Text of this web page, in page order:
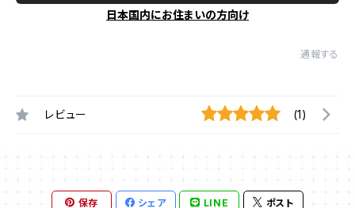
日本国内にお住まいの方向け
通報する
レビュー (1)
保存 シェア LINE ポスト